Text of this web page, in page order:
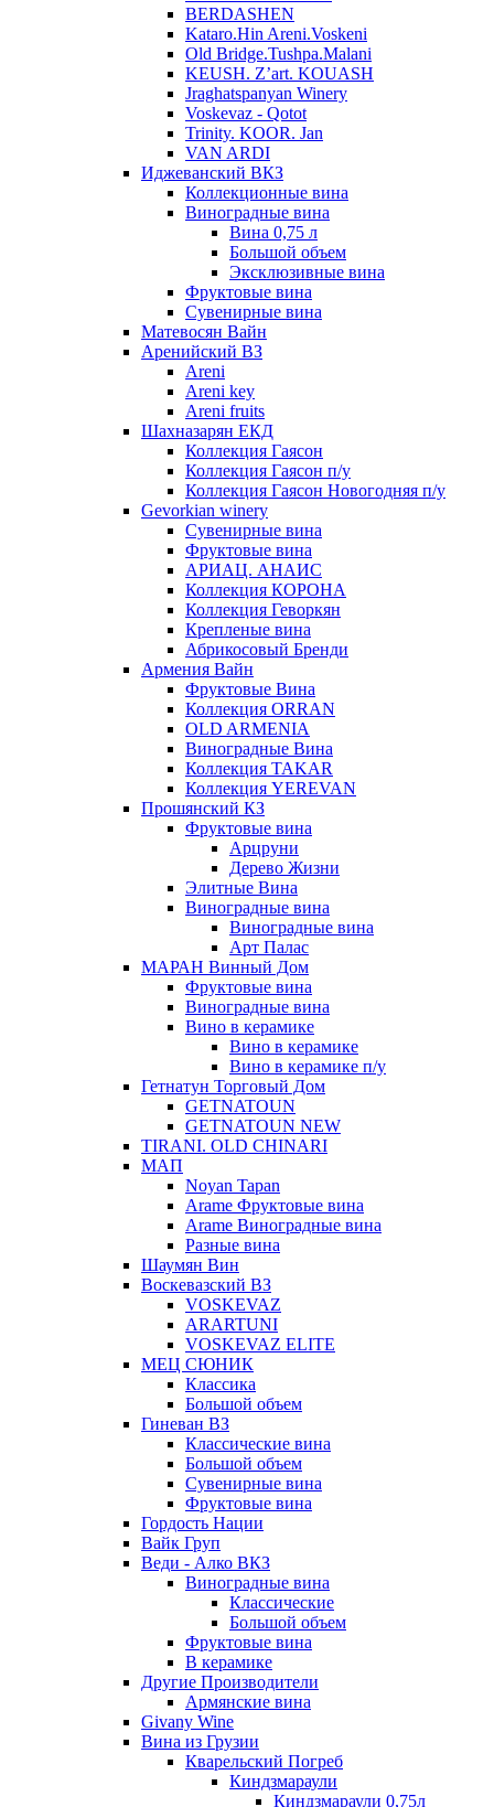
BERDASHEN
Kataro.Hin Areni.Voskeni
Old Bridge.Tushpa.Malani
KEUSH. Z’art. KOUASH
Jraghatspanyan Winery
Voskevaz - Qotot
Trinity. KOOR. Jan
VAN ARDI
Иджеванский ВКЗ
Коллекционные вина
Виноградные вина
Вина 0,75 л
Большой объем
Эксклюзивные вина
Фруктовые вина
Cувенирные вина
Матевосян Вайн
Аренийский ВЗ
Areni
Areni key
Areni fruits
Шахназарян ЕКД
Коллекция Гаясон
Коллекция Гаясон п/у
Коллекция Гаясон Новогодняя п/у
Gevorkian winery
Сувенирные вина
Фруктовые вина
АРИАЦ. АНАИС
Коллекция КОРОНА
Коллекция Геворкян
Крепленые вина
Абрикосовый Бренди
Армения Вайн
Фруктовые Вина
Коллекция ORRAN
OLD ARMENIA
Виноградные Вина
Коллекция TAKAR
Коллекция YEREVAN
Прошянский КЗ
Фруктовые вина
Арцруни
Дерево Жизни
Элитные Вина
Виноградные вина
Виноградные вина
Арт Палас
МАРАН Винный Дом
Фруктовые вина
Виноградные вина
Вино в керамике
Вино в керамике
Вино в керамике п/у
Гетнатун Торговый Дом
GETNATOUN
GETNATOUN NEW
TIRANI. OLD CHINARI
МАП
Noyan Tapan
Arame Фруктовые вина
Arame Виноградные вина
Разные вина
Шаумян Вин
Воскевазский ВЗ
VOSKEVAZ
ARARTUNI
VOSKEVAZ ELITE
МЕЦ СЮНИК
Классика
Большой объем
Гиневан ВЗ
Классические вина
Большой объем
Сувенирные вина
Фруктовые вина
Гордость Нации
Вайк Груп
Веди - Алко ВКЗ
Виноградные вина
Классические
Большой объем
Фруктовые вина
В керамике
Другие Производители
Армянские вина
Givany Wine
Вина из Грузии
Кварельский Погреб
Киндзмараули
Киндзмараули 0,75л